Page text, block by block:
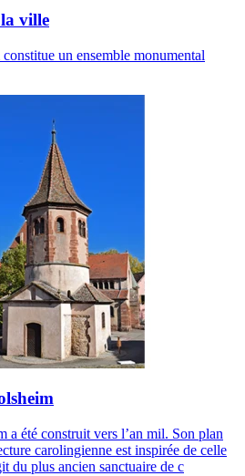
ville
un ensemble monumental
a été construit vers l’an mil. Son plan
carolingienne est inspirée de celle
du plus ancien sanctuaire de c